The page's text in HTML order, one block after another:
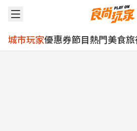
城市玩家優惠券節目熱門美食